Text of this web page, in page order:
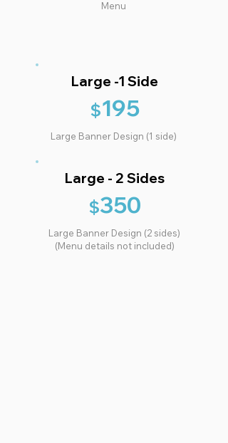
Menu
Large -1 Side
$195
Large Banner Design (1 side)
Large - 2 Sides
$350
Large Banner Design (2 sides)
(Menu details not included)